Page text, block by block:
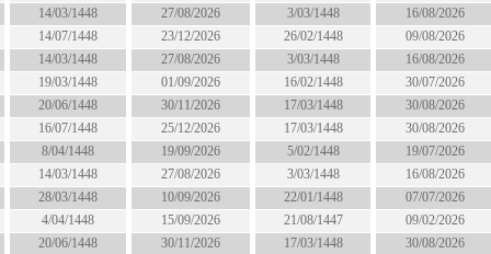
3/03/1448
26/02/1448
3/03/1448
16/02/1448
17/03/1448
17/03/1448
5/02/1448
3/03/1448
22/01/1448
21/08/1447
17/03/1448
27/08/2026
23/12/2026
27/08/2026
01/09/2026
30/11/2026
25/12/2026
19/09/2026
27/08/2026
10/09/2026
15/09/2026
30/11/2026
14/03/1448
14/07/1448
14/03/1448
19/03/1448
20/06/1448
16/07/1448
8/04/1448
14/03/1448
28/03/1448
4/04/1448
20/06/1448